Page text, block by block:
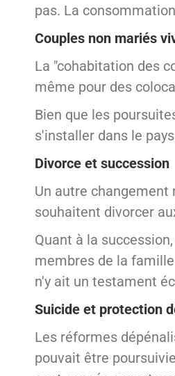
pas. La
Couples non mariés
La "cohabitation des
même pour des
Bien que les
s'installer dans le
Divorce et succession
Un autre changement
souhaitent divorcer
Quant à la
membres de la
n'y ait un testament
Suicide et protection
Les réformes
pouvait être